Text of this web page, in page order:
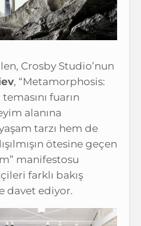
Crosby Studio’nun
, “Metamorphosis:
fuarın
alanına
tarzı hem de
ötesine geçen
manifestosu
farklı bakış
davet ediyor.